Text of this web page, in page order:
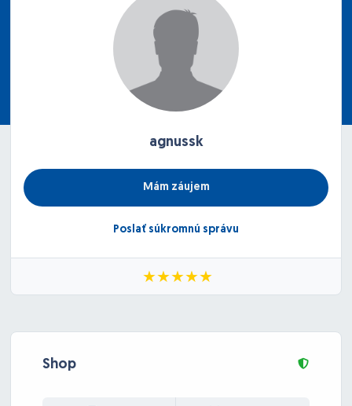
agnussk
Mám záujem
Poslať súkromnú správu
Shop